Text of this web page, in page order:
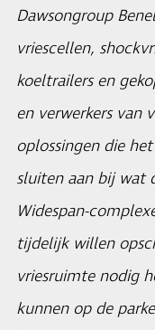
Dawsongroup
vriescellen,
koeltrailers en
en verwerkers van
oplossingen die
sluiten aan bij wat
Widespan-
tijdelijk willen
vriesruimte nodig
kunnen op de